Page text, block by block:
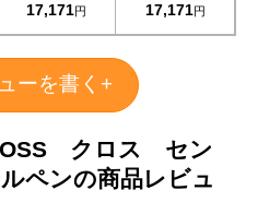
17,171円 17,171円
ーを書く+
クロス セン
ペンの商品レビュ